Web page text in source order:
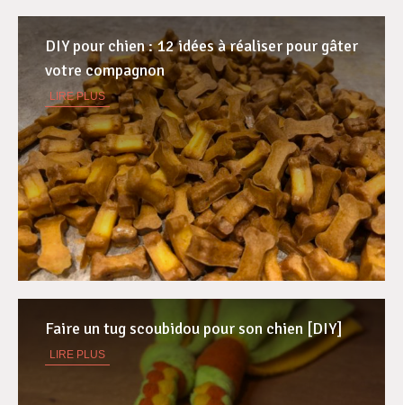
DIY pour chien : 12 idées à réaliser pour gâter
votre compagnon
LIRE PLUS
Faire un tug scoubidou pour son chien [DIY]
LIRE PLUS